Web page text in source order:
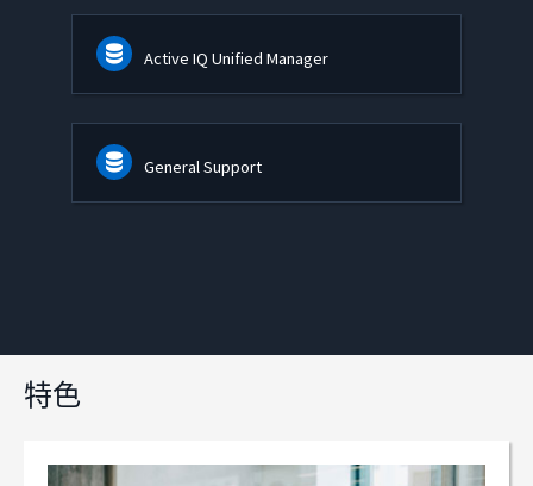
Active IQ Unified Manager
General Support
特色